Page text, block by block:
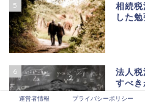
5
相続
した
6
法人
すべき
運営者情報 プライバシーポリシー